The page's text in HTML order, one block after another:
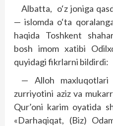
Albatta, o‘z joniga
— islomda o‘ta
haqida Toshkent
bosh imom xatibi
quyidagi fikrlarni bildirdi:
— Alloh
zurriyotini aziz va
Qur’oni karim oyatida
«Darhaqiqat, (Biz)